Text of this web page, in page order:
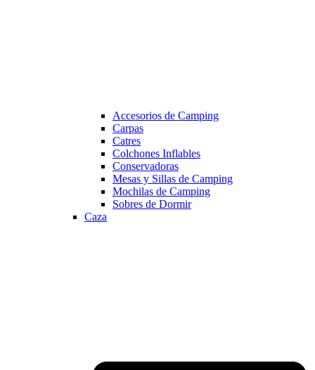
Accesorios de Camping
Carpas
Catres
Colchones Inflables
Conservadoras
Mesas y Sillas de Camping
Mochilas de Camping
Sobres de Dormir
Caza